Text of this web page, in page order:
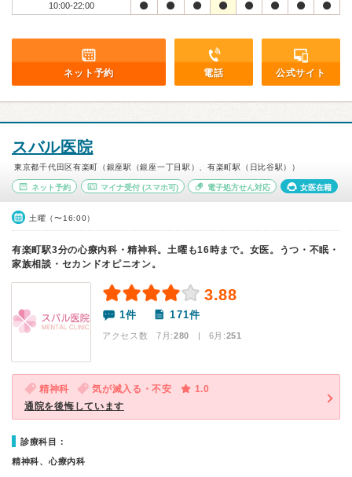
10:00-22:00
ネット予約 電話 公式サイト
スバル医院
東京都千代田区有楽町（銀座駅（銀座一丁目駅）、有楽町駅（日比谷駅））
ネット予約 マイナ受付(スマホ可) 電子処方せん対応 女医在籍
土曜（〜16:00）
有楽町駅3分の心療内科・精神科。土曜も16時まで。女医。うつ・不眠・
家族相談・セカンドオピニオン。
3.88
1件 171件
アクセス数 7月:280 | 6月:251
精神科 気が滅入る・不安
1.0
通院を後悔しています
診療科目：
精神科、心療内科